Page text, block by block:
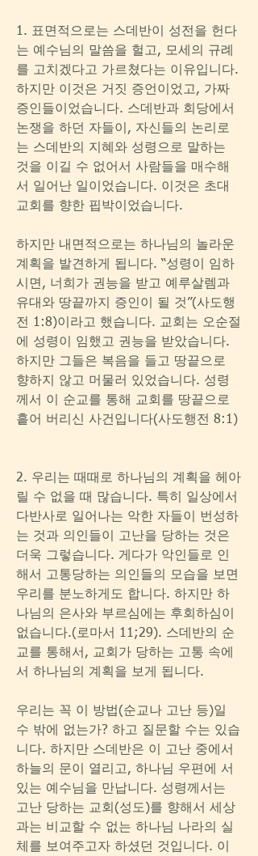
1. 표면적으로는 스데반이 성전을 헌다
는 예수님의 말씀을 헐고, 모세의 규례
를 고치겠다고 가르쳤다는 이유입니다.
하지만 이것은 거짓 증언이었고, 가짜
증인들이었습니다. 스데반과 회당에서
논쟁을 하던 자들이, 자신들의 논리로
는 스데반의 지혜와 성령으로 말하는
것을 이길 수 없어서 사람들을 매수해
서 일어난 일이었습니다. 이것은 초대
교회를 향한 핍박이었습니다.
하지만 내면적으로는 하나님의 놀라운
계획을 발견하게 됩니다. “성령이 임하
시면, 너희가 권능을 받고 예루살렘과
유대와 땅끝까지 증인이 될 것”(사도행
전 1:8)이라고 했습니다. 교회는 오순절
에 성령이 임했고 권능을 받았습니다.
하지만 그들은 복음을 들고 땅끝으로
향하지 않고 머물러 있었습니다. 성령
께서 이 순교를 통해 교회를 땅끝으로
흩어 버리신 사건입니다(사도행전 8:1)
2. 우리는 때때로 하나님의 계획을 헤아
릴 수 없을 때 많습니다. 특히 일상에서
다반사로 일어나는 악한 자들이 번성하
는 것과 의인들이 고난을 당하는 것은
더욱 그렇습니다. 게다가 악인들로 인
해서 고통당하는 의인들의 모습을 보면
우리를 분노하게도 합니다. 하지만 하
나님의 은사와 부르심에는 후회하심이
없습니다.(로마서 11;29). 스데반의 순
교를 통해서, 교회가 당하는 고통 속에
서 하나님의 계획을 보게 됩니다.
우리는 꼭 이 방법(순교나 고난 등)일
수 밖에 없는가? 하고 질문할 수는 있습
니다. 하지만 스데반은 이 고난 중에서
하늘의 문이 열리고, 하나님 우편에 서
있는 예수님을 만납니다. 성령께서는
고난 당하는 교회(성도)를 향해서 세상
과는 비교할 수 없는 하나님 나라의 실
체를 보여주고자 하셨던 것입니다. 이